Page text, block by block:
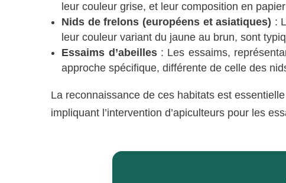
leur couleur grise, et leur composition en
Nids de frelons (européens et asiatiques) :
leur couleur variant du jaune au brun, sont
Essaims d’abeilles: Les essaims,
approche spécifique, différente de celle des
La reconnaissance de ces habitats est
impliquant l’intervention d’apiculteurs pour les